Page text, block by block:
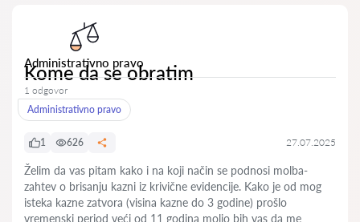
Administrativno pravo
Kome da se obratim
1 odgovor
Administrativno pravo
1 626 27.07.2025
Želim da vas pitam kako i na koji način se podnosi molba-
zahtev o brisanju kazni iz krivične evidencije. Kako je od mog
isteka kazne zatvora (visina kazne do 3 godine) prošlo
vremenski period veći od 11 godina molio bih vas da me